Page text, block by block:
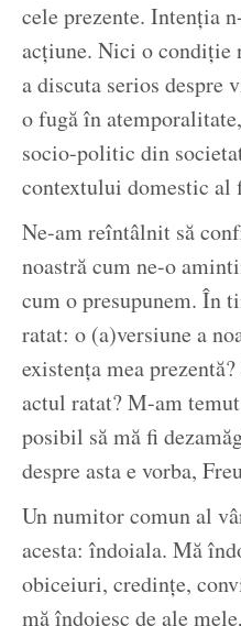
cele prezente. Intenția
acțiune. Nici o condiție
a discuta serios
o fugă în
socio-politic din
contextului domestic al
Ne-am reîntâlnit să
noastră cum ne-o
cum o presupunem. În
ratat: o (a)versiune a
existența mea
actul ratat? M-am
posibil să mă fi
despre asta e vorba,
Un numitor comun al
acesta: îndoiala. Mă
obiceiuri, credințe,
mă îndoiesc de ale